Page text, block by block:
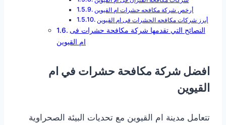
أرخص شركة مكافحه حشرات ام القيوين
أبرز شركات مكافحه الحشرات فى ام القيوين
النصائح التي تقدمها شركة مكافحة حشرات فى
ام القيوين
افضل شركة مكافحة حشرات في ام
القيوين
تتعامل مدينة ام القيوين مع تحديات البيئة الصحراوية